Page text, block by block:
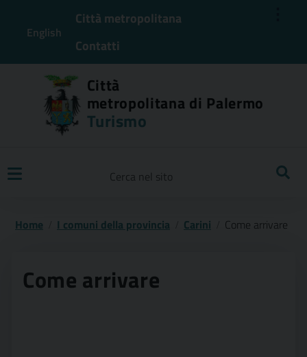
English
Città metropolitana
Contatti
Città
metropolitana di Palermo
Turismo
Home I comuni della provincia Carini Come arrivare
Come arrivare